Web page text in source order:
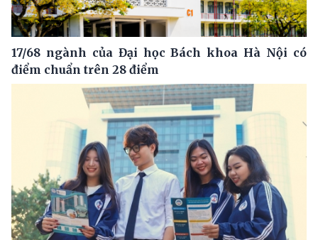
17/68 ngành của Đại học Bách khoa Hà Nội có
điểm chuẩn trên 28 điểm